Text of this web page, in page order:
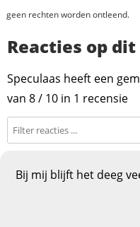
geen rechten worden ontleend.
Reacties op
Speculaas heeft een
van 8/ 10 in 1 recensie
Bij mij blijft het deeg